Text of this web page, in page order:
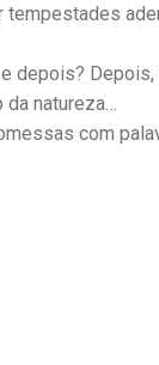
tempestades
depois? Depois,
natureza…
com